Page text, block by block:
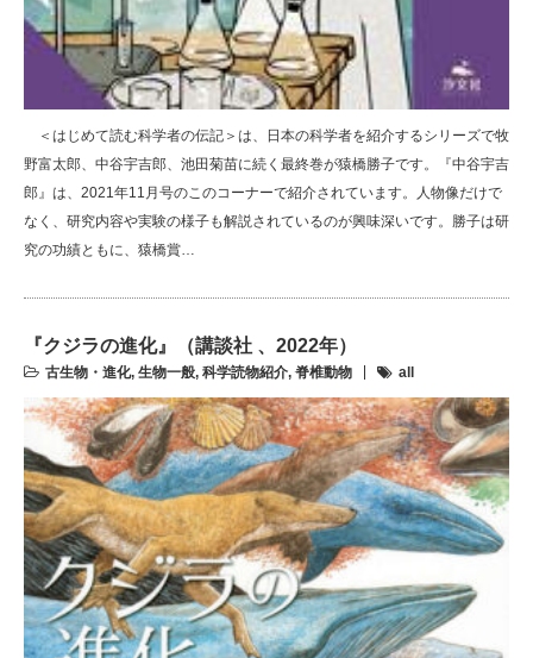
＜はじめて読む科学者の伝記＞は、日本の科学者を紹介するシリーズで牧
野富太郎、中谷宇吉郎、池田菊苗に続く最終巻が猿橋勝子です。『中谷宇吉
郎』は、2021年11月号のこのコーナーで紹介されています。人物像だけで
なく、研究内容や実験の様子も解説されているのが興味深いです。勝子は研
究の功績ともに、猿橋賞…
『クジラの進化』（講談社 、2022年）
古生物・進化, 生物一般, 科学読物紹介, 脊椎動物 all